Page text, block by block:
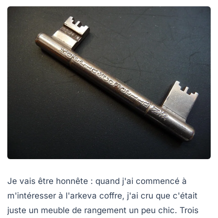
Je vais être honnête : quand j'ai commencé à
m'intéresser à l'arkeva coffre, j'ai cru que c'était
juste un meuble de rangement un peu chic. Trois